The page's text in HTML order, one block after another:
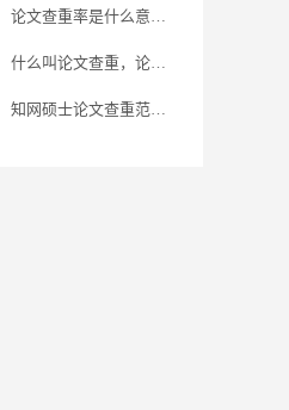
论文查重率是什么意思？ 降低论文查重率的方法是什么？
什么叫论文查重，论文查重的操作步骤？
知网硕士论文查重范围？论文查重规则有哪些?